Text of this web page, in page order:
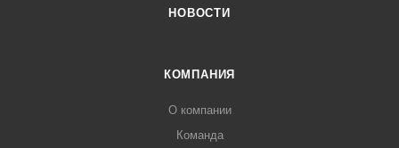
НОВОСТИ
КОМПАНИЯ
О компании
Команда